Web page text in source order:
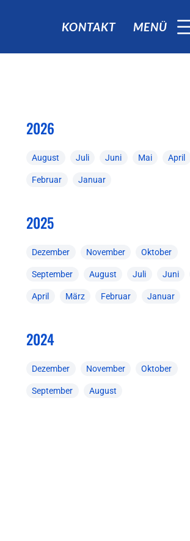
KONTAKT MENÜ
2026
August Juli Juni Mai April
Februar Januar
2025
Dezember November Oktober
September August Juli Juni
April März Februar Januar
2024
Dezember November Oktober
September August